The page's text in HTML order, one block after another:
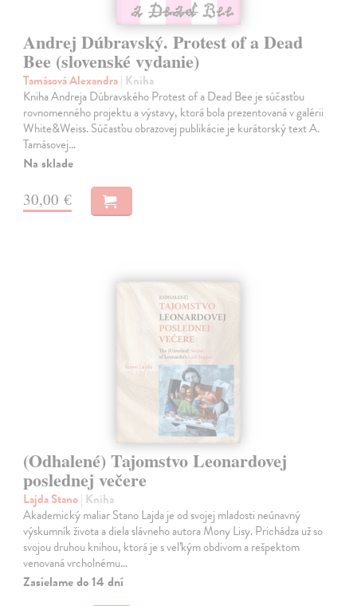
Andrej Dúbravský. Protest of a Dead
Bee (slovenské vydanie)
Tamásová Alexandra| Kniha
Kniha Andreja Dúbravského Protest of a Dead Bee je súčasťou
rovnomenného projektu a výstavy, ktorá bola prezentovaná v galérii
White&Weiss. Súčasťou obrazovej publikácie je kurátorský text A.
Tamásovej…
Na sklade
30,00 €
(Odhalené) Tajomstvo Leonardovej
poslednej večere
Lajda Stano| Kniha
Akademický maliar Stano Lajda je od svojej mladosti neúnavný
výskumník života a diela slávneho autora Mony Lisy. Prichádza už so
svojou druhou knihou, ktorá je s veľkým obdivom a rešpektom
venovaná vrcholnému…
Zasielame do 14 dní